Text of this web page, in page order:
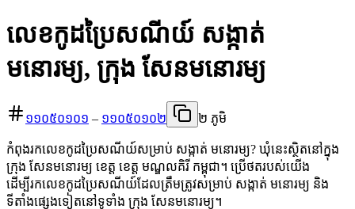
លេខកូដប្រៃសណីយ៍ សង្កាត់
មនោរម្យ, ក្រុង សែនមនោរម្យ
១១០៥០១០១ – ១១០៥០១០២ ២ ភូមិ
កំពុងរកលេខកូដប្រៃសណីយ៍សម្រាប់ សង្កាត់ មនោរម្យ? ឃុំនេះស្ថិតនៅក្នុង
ក្រុង សែនមនោរម្យ ខេត្ត ខេត្ត មណ្ឌលគិរី កម្ពុជា។ ប្រើថតរបស់យើង
ដើម្បីរកលេខកូដប្រៃសណីយ៍ដែលត្រឹមត្រូវសម្រាប់ សង្កាត់ មនោរម្យ និង
ទីតាំងផ្សេងទៀតនៅទូទាំង ក្រុង សែនមនោរម្យ។